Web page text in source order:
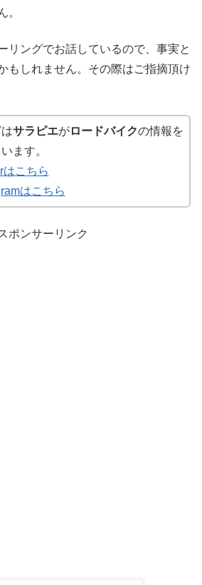
。
リングでお話しているので、事実と
もしれません。その際はご指摘頂け
サラピエがロードバイクの情報を
ます。
はこちら
はこちら
ポンサーリンク